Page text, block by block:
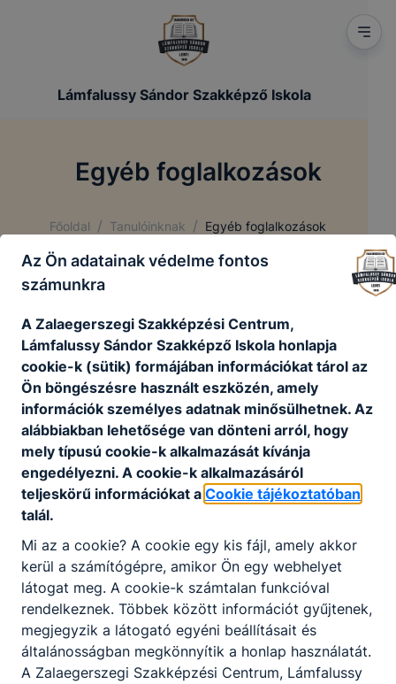
Lámfalussy Sándor Szakképző Iskola
Egyéb foglalkozások
Főoldal / Tanulóinknak / Egyéb foglalkozások
SNI fejlesztő foglalkozások
BTMN fejlesztő foglalkozások
Kompetenciafejlesztő tanórák a 9 – 10 .
évfolyamon
DÖK foglalkozások
Készség és képesség fejlesztő foglalkozások
Versenyre valófelkészítő foglalkodások
Partnereink
Az Ön adatainak védelme fontos
számunkra
A Zalaegerszegi Szakképzési Centrum,
Lámfalussy Sándor Szakképző Iskola honlapja
cookie-k (sütik) formájában információkat tárol az
Ön böngészésre használt eszközén, amely
információk személyes adatnak minősülhetnek. Az
alábbiakban lehetősége van dönteni arról, hogy
mely típusú cookie-k alkalmazását kívánja
engedélyezni. A cookie-k alkalmazásáról
teljeskörű információkat a Cookie tájékoztatóban
talál.
Mi az a cookie? A cookie egy kis fájl, amely akkor
kerül a számítógépre, amikor Ön egy webhelyet
látogat meg. A cookie-k számtalan funkcióval
rendelkeznek. Többek között információt gyűjtenek,
megjegyzik a látogató egyéni beállításait és
általánosságban megkönnyítik a honlap használatát.
A Zalaegerszegi Szakképzési Centrum, Lámfalussy